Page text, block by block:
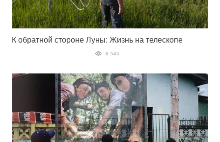
К обратной стороне Луны: Жизнь на телескопе
6 545